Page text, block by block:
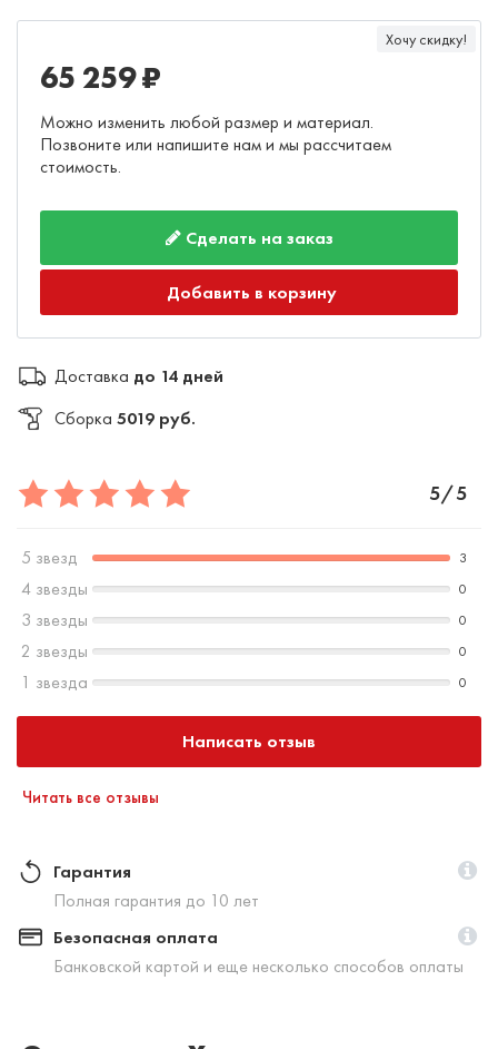
Хочу скидку!
65 259 ₽
Можно изменить любой размер и материал.
Позвоните или напишите нам и мы рассчитаем
стоимость.
Сделать на заказ
Добавить в корзину
Доставка до 14 дней
Сборка 5019 руб.
5/5
5 звезд 3
4 звезды 0
3 звезды 0
2 звезды 0
1 звезда 0
Написать отзыв
Читать все отзывы
Гарантия
Полная гарантия до 10 лет
Безопасная оплата
Банковской картой и еще несколько способов оплаты